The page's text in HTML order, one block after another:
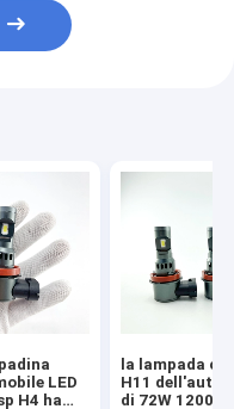
LED
H4 ha
la lampada
H11
di 72W